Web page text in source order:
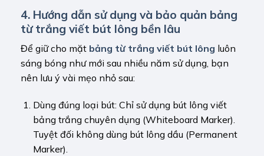
4. Hướng dẫn sử dụng và bảo quản bảng
từ trắng viết bút lông bền lâu
Để giữ cho mặt bảng từ trắng viết bút lông luôn
sáng bóng như mới sau nhiều năm sử dụng, bạn
nên lưu ý vài mẹo nhỏ sau:
Dùng đúng loại bút: Chỉ sử dụng bút lông viết
bảng trắng chuyên dụng (Whiteboard Marker).
Tuyệt đối không dùng bút lông dầu (Permanent
Marker).